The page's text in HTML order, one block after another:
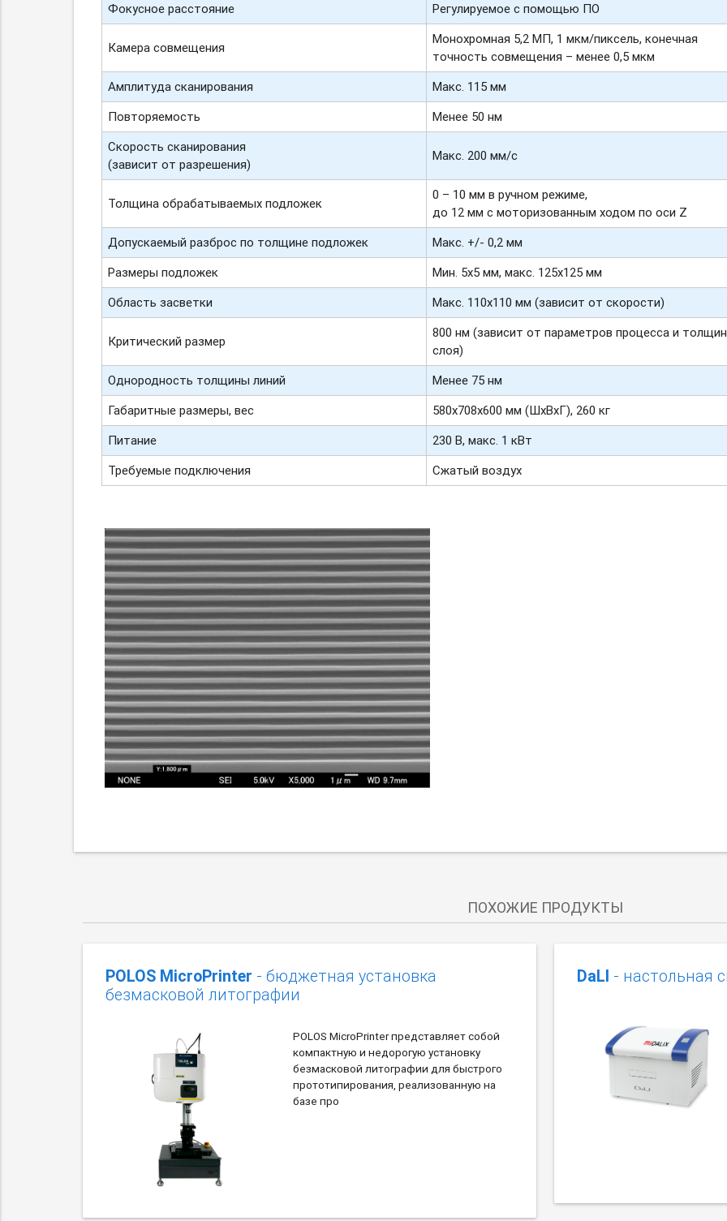
Фокусное расстояние
Регулируемое с помощью ПО
Камера совмещения
Монохромная 5,2 МП, 1 мкм/пиксель, конечная
точность совмещения – менее 0,5 мкм
Амплитуда сканирования
Макс. 115 мм
Повторяемость
Менее 50 нм
Скорость сканирования
(зависит от разрешения)
Макс. 200 мм/c
Толщина обрабатываемых подложек
0 – 10 мм в ручном режиме,
до 12 мм с моторизованным ходом по оси Z
Допускаемый разброс по толщине подложек
Макс. +/- 0,2 мм
Размеры подложек
Мин. 5х5 мм, макс. 125х125 мм
Область засветки
Макс. 110х110 мм (зависит от скорости)
Критический размер
800 нм (зависит от параметров процесса и
слоя)
Однородность толщины линий
Менее 75 нм
Габаритные размеры, вес
580х708х600 мм (ШхВхГ), 260 кг
Питание
230 В, макс. 1 кВт
Требуемые подключения
Сжатый воздух
ПОХОЖИЕ ПРОДУКТЫ
POLOS MicroPrinter - бюджетная установка
безмасковой литографии
POLOS MicroPrinter представляет собой
компактную и недорогую установку
безмасковой литографии для быстрого
прототипирования, реализованную на
базе про
DaLI - настольная